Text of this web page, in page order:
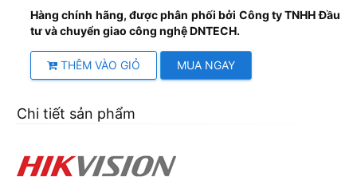
Hàng chính hãng, được phân phối bởi Công ty TNHH Đầu
tư và chuyển giao công nghệ DNTECH.
THÊM VÀO GIỎ MUA NGAY
Chi tiết sản phẩm